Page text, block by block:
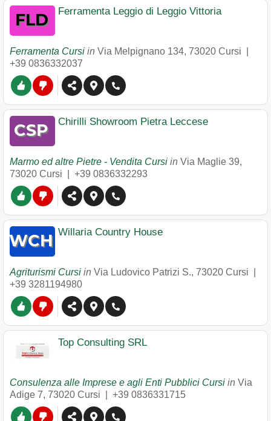
Ferramenta Leggio di Leggio Vittoria
Ferramenta Cursi in Via Melpignano 134, 73020 Cursi
+39 0836332037
Chirilli Showroom Pietra Leccese
Marmo ed altre Pietre - Vendita Cursi in Via Maglie 39,
73020 Cursi +39 0836332293
Willaria Country House
Agriturismi Cursi in Via Ludovico Patrizi S., 73020 Cursi
+39 3281194980
Top Consulting SRL
Consulenza alle Imprese e agli Enti Pubblici Cursi in Via
Adige 7, 73020 Cursi +39 0836331715